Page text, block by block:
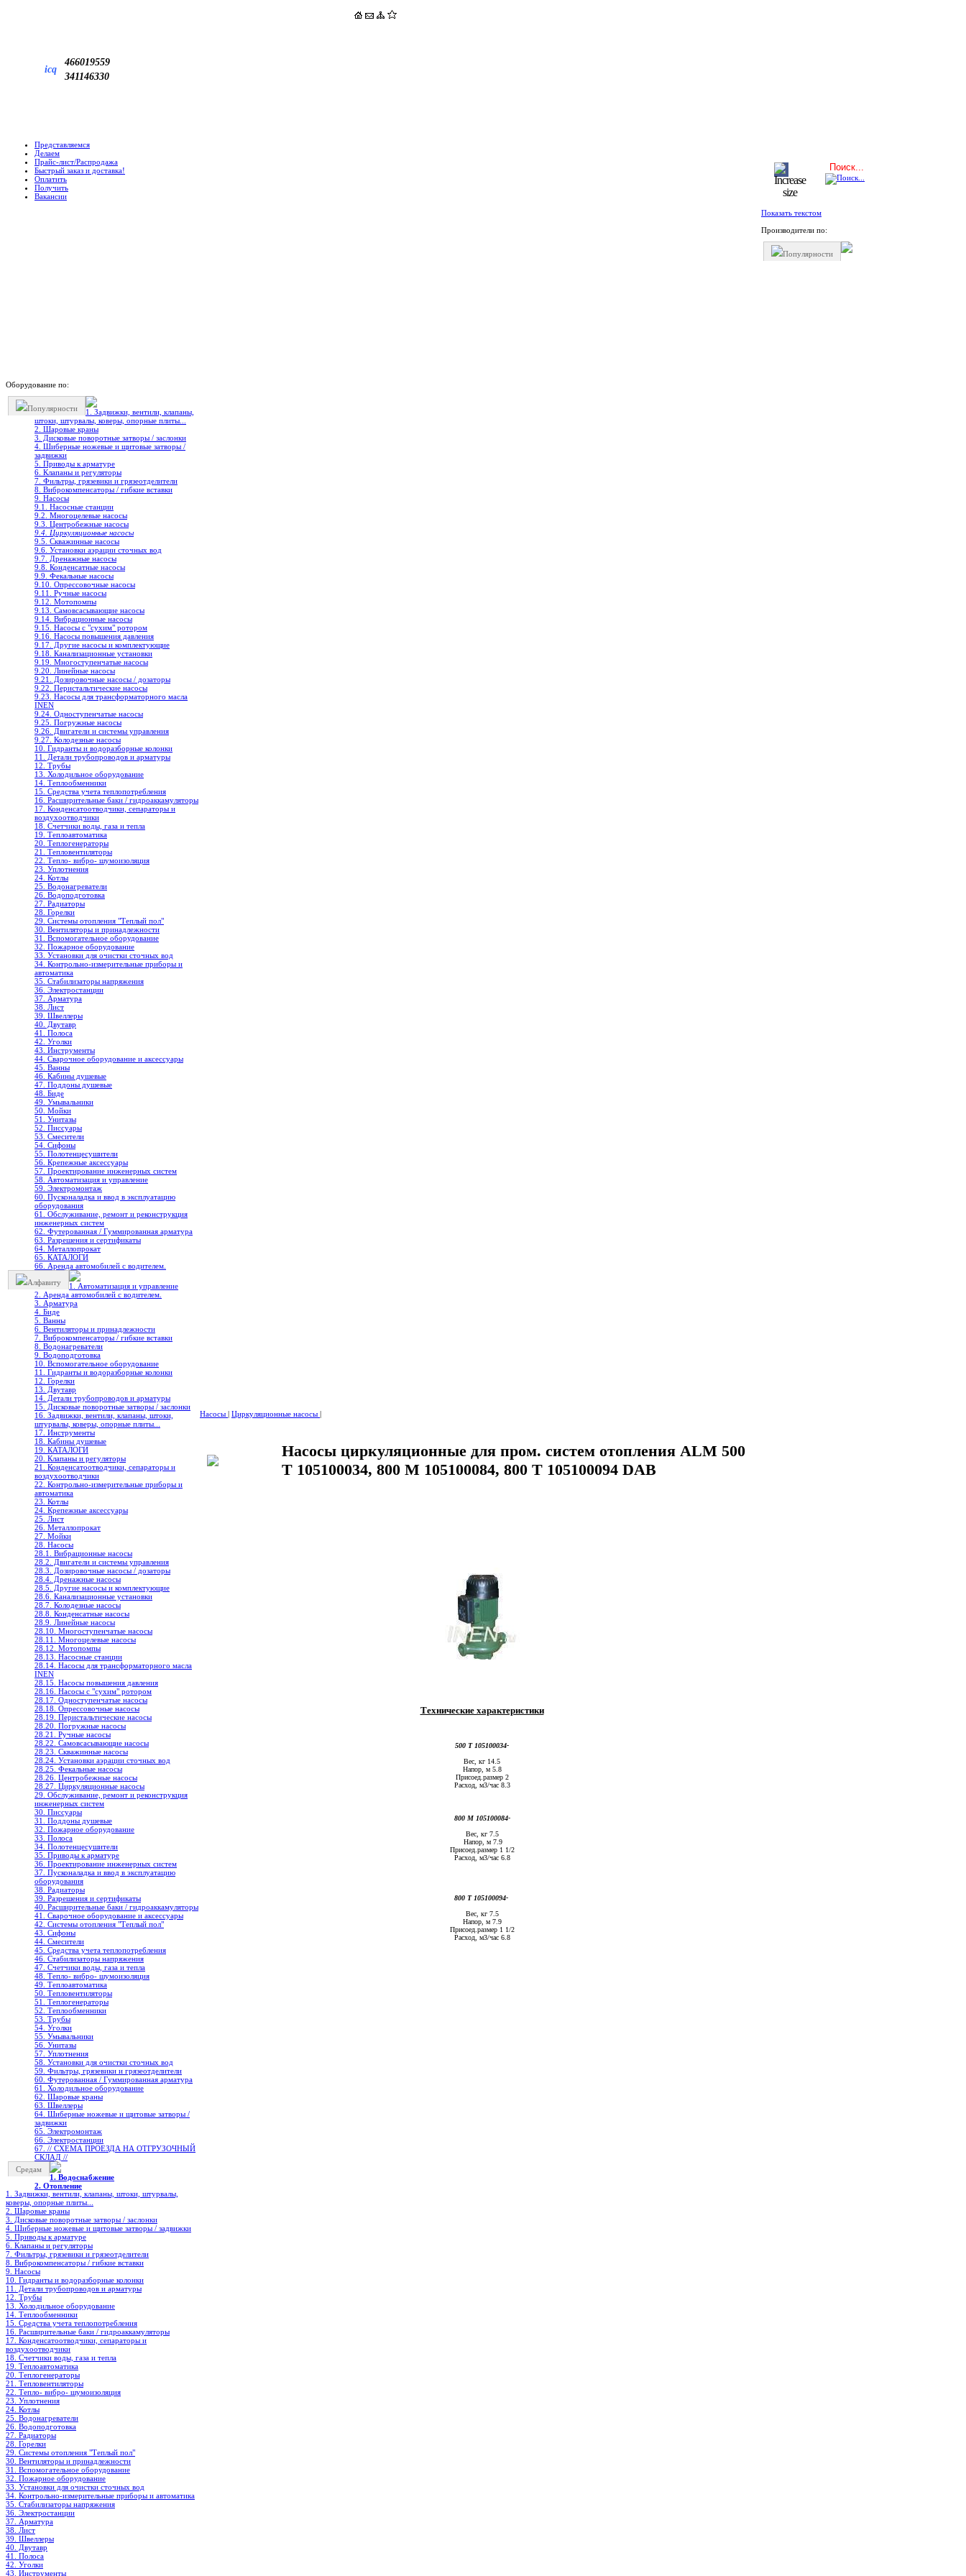
icq
466019559
341146330
Представляемся
Делаем
Прайс-лист/Распродажа
Быстрый заказ и доставка!
Оплатить
Получить
Вакансии
Оборудование по:
Популярности
1. Задвижки, вентили, клапаны,
штоки, штурвалы, коверы, опорные плиты...
2. Шаровые краны
3. Дисковые поворотные затворы / заслонки
4. Шиберные ножевые и щитовые затворы /
задвижки
5. Приводы к арматуре
6. Клапаны и регуляторы
7. Фильтры, грязевики и грязеотделители
8. Виброкомпенсаторы / гибкие вставки
9. Насосы
9.1. Насосные станции
9.2. Многоцелевые насосы
9.3. Центробежные насосы
9.4. Циркуляционные насосы
9.5. Скважинные насосы
9.6. Установки аэрации сточных вод
9.7. Дренажные насосы
9.8. Конденсатные насосы
9.9. Фекальные насосы
9.10. Опрессовочные насосы
9.11. Ручные насосы
9.12. Мотопомпы
9.13. Самовсасывающие насосы
9.14. Вибрационные насосы
9.15. Насосы с "сухим" ротором
9.16. Насосы повышения давления
9.17. Другие насосы и комплектующие
9.18. Канализационные установки
9.19. Многоступенчатые насосы
9.20. Линейные насосы
9.21. Дозировочные насосы / дозаторы
9.22. Перистальтические насосы
9.23. Насосы для трансформаторного масла
INEN
9.24. Одноступенчатые насосы
9.25. Погружные насосы
9.26. Двигатели и системы управления
9.27. Колодезные насосы
10. Гидранты и водоразборные колонки
11. Детали трубопроводов и арматуры
12. Трубы
13. Холодильное oборудование
14. Теплообменники
15. Средства учета теплопотребления
16. Расширительные баки / гидроаккамуляторы
17. Конденсатоотводчики, сепараторы и
воздухоотводчики
18. Счетчики воды, газа и тепла
19. Теплоавтоматика
20. Теплогенераторы
21. Тепловентиляторы
22. Тепло- вибро- шумоизоляция
23. Уплотнения
24. Котлы
25. Водонагреватели
26. Водоподготовка
27. Радиаторы
28. Горелки
29. Системы отопления "Теплый пол"
30. Вентиляторы и принадлежности
31. Вспомогательное оборудование
32. Пожарное оборудование
33. Установки для очистки сточных вод
34. Контрольно-измерительные приборы и
автоматика
35. Стабилизаторы напряжения
36. Электростанции
37. Арматура
38. Лист
39. Швеллеры
40. Двутавр
41. Полоса
42. Уголки
43. Инструменты
44. Сварочное оборудование и аксессуары
45. Ванны
46. Кабины душевые
47. Поддоны душевые
48. Биде
49. Умывальники
50. Мойки
51. Унитазы
52. Писсуары
53. Смесители
54. Сифоны
55. Полотенцесушители
56. Крепежные аксессуары
57. Проектирование инженерных систем
58. Автоматизация и управление
59. Электромонтаж
60. Пусконаладка и ввод в эксплуатацию
оборудования
61. Обслуживание, ремонт и реконструкция
инженерных систем
62. Футерованная / Гуммированная арматура
63. Разрешения и сертификаты
64. Металлопрокат
65. КАТАЛОГИ
66. Аренда автомобилей с водителем.
Алфавиту
1. Автоматизация и управление
2. Аренда автомобилей с водителем.
3. Арматура
4. Биде
5. Ванны
6. Вентиляторы и принадлежности
7. Виброкомпенсаторы / гибкие вставки
8. Водонагреватели
9. Водоподготовка
10. Вспомогательное оборудование
11. Гидранты и водоразборные колонки
12. Горелки
13. Двутавр
14. Детали трубопроводов и арматуры
15. Дисковые поворотные затворы / заслонки
16. Задвижки, вентили, клапаны, штоки,
штурвалы, коверы, опорные плиты...
17. Инструменты
18. Кабины душевые
19. КАТАЛОГИ
20. Клапаны и регуляторы
21. Конденсатоотводчики, сепараторы и
воздухоотводчики
22. Контрольно-измерительные приборы и
автоматика
23. Котлы
24. Крепежные аксессуары
25. Лист
26. Металлопрокат
27. Мойки
28. Насосы
28.1. Вибрационные насосы
28.2. Двигатели и системы управления
28.3. Дозировочные насосы / дозаторы
28.4. Дренажные насосы
28.5. Другие насосы и комплектующие
28.6. Канализационные установки
28.7. Колодезные насосы
28.8. Конденсатные насосы
28.9. Линейные насосы
28.10. Многоступенчатые насосы
28.11. Многоцелевые насосы
28.12. Мотопомпы
28.13. Насосные станции
28.14. Насосы для трансформаторного масла
INEN
28.15. Насосы повышения давления
28.16. Насосы с "сухим" ротором
28.17. Одноступенчатые насосы
28.18. Опрессовочные насосы
28.19. Перистальтические насосы
28.20. Погружные насосы
28.21. Ручные насосы
28.22. Самовсасывающие насосы
28.23. Скважинные насосы
28.24. Установки аэрации сточных вод
28.25. Фекальные насосы
28.26. Центробежные насосы
28.27. Циркуляционные насосы
29. Обслуживание, ремонт и реконструкция
инженерных систем
30. Писсуары
31. Поддоны душевые
32. Пожарное оборудование
33. Полоса
34. Полотенцесушители
35. Приводы к арматуре
36. Проектирование инженерных систем
37. Пусконаладка и ввод в эксплуатацию
оборудования
38. Радиаторы
39. Разрешения и сертификаты
40. Расширительные баки / гидроаккамуляторы
41. Сварочное оборудование и аксессуары
42. Системы отопления "Теплый пол"
43. Сифоны
44. Смесители
45. Средства учета теплопотребления
46. Стабилизаторы напряжения
47. Счетчики воды, газа и тепла
48. Тепло- вибро- шумоизоляция
49. Теплоавтоматика
50. Тепловентиляторы
51. Теплогенераторы
52. Теплообменники
53. Трубы
54. Уголки
55. Умывальники
56. Унитазы
57. Уплотнения
58. Установки для очистки сточных вод
59. Фильтры, грязевики и грязеотделители
60. Футерованная / Гуммированная арматура
61. Холодильное oборудование
62. Шаровые краны
63. Швеллеры
64. Шиберные ножевые и щитовые затворы /
задвижки
65. Электромонтаж
66. Электростанции
67. // СХЕМА ПРОЕЗДА НА ОТГРУЗОЧНЫЙ
СКЛАД //
Средам
1. Водоснабжение
2. Отопление
1. Задвижки, вентили, клапаны, штоки, штурвалы,
коверы, опорные плиты...
2. Шаровые краны
3. Дисковые поворотные затворы / заслонки
4. Шиберные ножевые и щитовые затворы / задвижки
5. Приводы к арматуре
6. Клапаны и регуляторы
7. Фильтры, грязевики и грязеотделители
8. Виброкомпенсаторы / гибкие вставки
9. Насосы
10. Гидранты и водоразборные колонки
11. Детали трубопроводов и арматуры
12. Трубы
13. Холодильное oборудование
14. Теплообменники
15. Средства учета теплопотребления
16. Расширительные баки / гидроаккамуляторы
17. Конденсатоотводчики, сепараторы и
воздухоотводчики
18. Счетчики воды, газа и тепла
19. Теплоавтоматика
20. Теплогенераторы
21. Тепловентиляторы
22. Тепло- вибро- шумоизоляция
23. Уплотнения
24. Котлы
25. Водонагреватели
26. Водоподготовка
27. Радиаторы
28. Горелки
29. Системы отопления "Теплый пол"
30. Вентиляторы и принадлежности
31. Вспомогательное оборудование
32. Пожарное оборудование
33. Установки для очистки сточных вод
34. Контрольно-измерительные приборы и автоматика
35. Стабилизаторы напряжения
36. Электростанции
37. Арматура
38. Лист
39. Швеллеры
40. Двутавр
41. Полоса
42. Уголки
43. Инструменты
Насосы | Циркуляционные насосы |
Насосы циркуляционные для пром. систем отопления ALM 500
T 105100034, 800 M 105100084, 800 T 105100094 DАВ
Технические характеристики
500 T 105100034-
Вес, кг 14.5
Напор, м 5.8
Присоед.размер 2
Расход, м3/час 8.3
800 M 105100084-
Вес, кг 7.5
Напор, м 7.9
Присоед.размер 1 1/2
Расход, м3/час 6.8
800 T 105100094-
Вес, кг 7.5
Напор, м 7.9
Присоед.размер 1 1/2
Расход, м3/час 6.8
Показать текстом
Производители по:
Популярности